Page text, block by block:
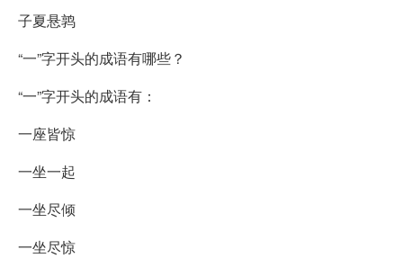
子夏悬鹑
“一”字开头的成语有哪些？
“一”字开头的成语有：
一座皆惊
一坐一起
一坐尽倾
一坐尽惊